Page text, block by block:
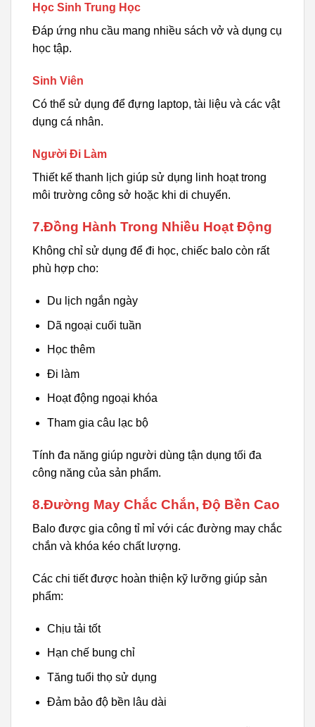
Học Sinh Trung Học
Đáp ứng nhu cầu mang nhiều sách vở và dụng cụ
học tập.
Sinh Viên
Có thể sử dụng để đựng laptop, tài liệu và các vật
dụng cá nhân.
Người Đi Làm
Thiết kế thanh lịch giúp sử dụng linh hoạt trong
môi trường công sở hoặc khi di chuyển.
7.Đồng Hành Trong Nhiều Hoạt Động
Không chỉ sử dụng để đi học, chiếc balo còn rất
phù hợp cho:
Du lịch ngắn ngày
Dã ngoại cuối tuần
Học thêm
Đi làm
Hoạt động ngoại khóa
Tham gia câu lạc bộ
Tính đa năng giúp người dùng tận dụng tối đa
công năng của sản phẩm.
8.Đường May Chắc Chắn, Độ Bền Cao
Balo được gia công tỉ mỉ với các đường may chắc
chắn và khóa kéo chất lượng.
Các chi tiết được hoàn thiện kỹ lưỡng giúp sản
phẩm:
Chịu tải tốt
Hạn chế bung chỉ
Tăng tuổi thọ sử dụng
Đảm bảo độ bền lâu dài